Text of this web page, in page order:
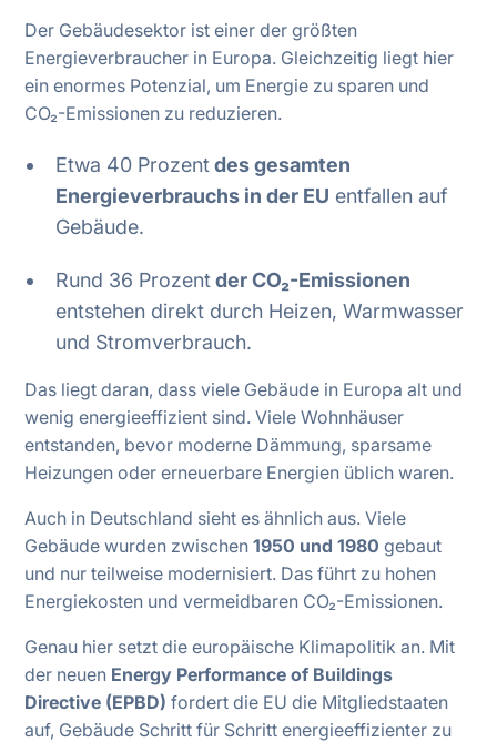
Der Gebäudesektor ist einer der größten
Energieverbraucher in Europa. Gleichzeitig liegt hier
ein enormes Potenzial, um Energie zu sparen und
CO₂-Emissionen zu reduzieren.
Etwa 40 Prozentdes gesamten
Energieverbrauchs in der EU entfallen auf
Gebäude.
Rund 36 Prozentder CO₂-Emissionen
entstehen direkt durch Heizen, Warmwasser
und Stromverbrauch.
Das liegt daran, dass viele Gebäude in Europa alt und
wenig energieeffizient sind. Viele Wohnhäuser
entstanden, bevor moderne Dämmung, sparsame
Heizungen oder erneuerbare Energien üblich waren.
Auch in Deutschland sieht es ähnlich aus. Viele
Gebäude wurden zwischen1950 und 1980 gebaut
und nur teilweise modernisiert. Das führt zu hohen
Energiekosten und vermeidbaren CO₂-Emissionen.
Genau hier setzt die europäische Klimapolitik an. Mit
der neuen Energy Performance of Buildings
Directive (EPBD) fordert die EU die Mitgliedstaaten
auf, Gebäude Schritt für Schritt energieeffizienter zu